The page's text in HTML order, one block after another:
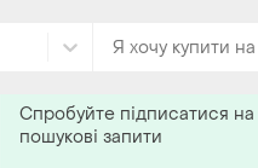
Хендмейд
Спробуйте підписатися на
пошукові запити